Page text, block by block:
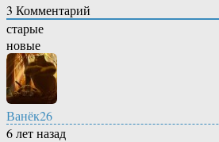
3 Комментарий
старые
новые
Ванёк26
6 лет назад